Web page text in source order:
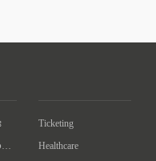
Ticketing
Healthcare